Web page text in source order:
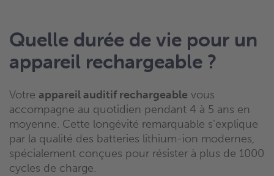
Quelle durée de vie pour un
appareil rechargeable ?
Votre appareil auditif rechargeable vous
accompagne au quotidien pendant 4 à 5 ans en
moyenne. Cette longévité remarquable s’explique
par la qualité des batteries lithium-ion modernes,
spécialement conçues pour résister à plus de 1000
cycles de charge.